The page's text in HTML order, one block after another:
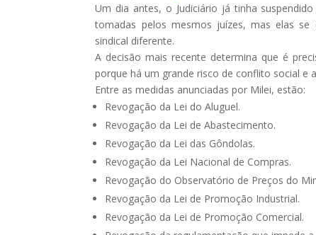
Um dia antes, o Judiciário já tinha
tomadas pelos mesmos juízes, mas elas
sindical diferente.
A decisão mais recente determina que é
porque há um grande risco de conflito social e
Entre as medidas anunciadas por Milei, estão:
Revogação da Lei do Aluguel.
Revogação da Lei de Abastecimento.
Revogação da Lei das Gôndolas.
Revogação da Lei Nacional de Compras.
Revogação do Observatório de Preços do
Revogação da Lei de Promoção Industrial.
Revogação da Lei de Promoção Comercial.